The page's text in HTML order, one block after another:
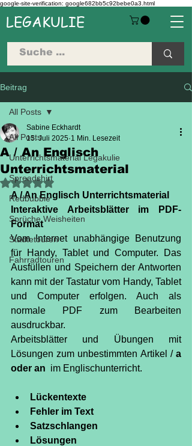
google-site-verification: google682bb5c92bebe0a3.html
LEGAKULIE
Beitrag
All Posts
Unterrichtsmaterial Legakulie
Spreadshirt
Redbubble
Sprüche Weisheiten
Städtetouren
Fahrradtouren
All Posts
A / An Englisch
Unterrichtsmaterial
Sabine Eckhardt
15. Juli 2025 1 Min. Lesezeit
Mit NaN von 5 Sternen bewertet.
A / An Englisch Unterrichtsmaterial
Interaktive Arbeitsblätter im PDF-
Format
Vom Internet unabhängige Benutzung
für Handy, Tablet und Computer. Das
Ausfüllen und Speichern der Antworten
kann mit der Tastatur vom Handy, Tablet
und Computer erfolgen. Auch als
normale PDF zum Bearbeiten
ausdruckbar.
Arbeitsblätter und Übungen mit
Lösungen zum unbestimmten Artikel / a
oder an im Englischunterricht.
Lückentexte
Fehler im Text
Satzschlangen
Lösungen